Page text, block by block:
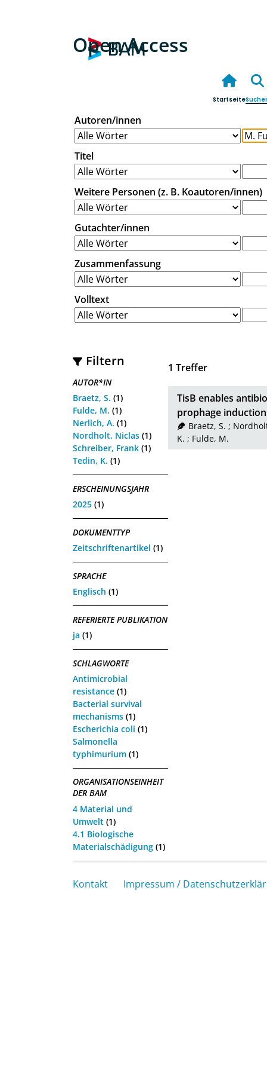
Open Access
Startseite
Autoren/innen
Titel
Weitere Personen (z. B. Koautoren/innen)
Gutachter/innen
Zusammenfassung
Volltext
Filtern
AUTOR*IN
Braetz, S. (1)
Fulde, M. (1)
Nerlich, A. (1)
Nordholt, Niclas (1)
Schreiber, Frank (1)
Tedin, K. (1)
ERSCHEINUNGSJAHR
2025 (1)
DOKUMENTTYP
Zeitschriftenartikel (1)
SPRACHE
Englisch (1)
REFERIERTE PUBLIKATION
ja (1)
SCHLAGWORTE
Antimicrobial
resistance (1)
Bacterial survival
mechanisms (1)
Escherichia coli (1)
Salmonella
typhimurium (1)
ORGANISATIONSEINHEIT
DER BAM
4 Material und
Umwelt (1)
4.1 Biologische
Materialschädigung (1)
1 Treffer
TisB enables
prophage
Braetz, S. ;
K. ; Fulde, M.
Kontakt Impressum /